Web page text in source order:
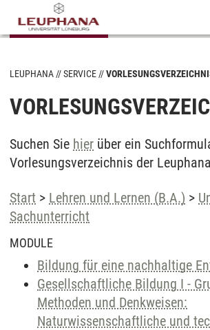
LEUPHANA SERVICE
Suchen Sie hier über ein
Vorlesungsverzeichnis der
Start > Lehren und Lernen (B.A.) >
Sachunterricht
MODULE
Bildung für eine nachhaltige
Gesellschaftliche Bildung I -
Methoden und Denkweisen:
Naturwissenschaftliche und